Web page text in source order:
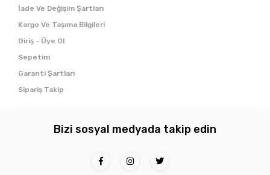
İade Ve Değişim Şartları
Kargo Ve Taşıma Bilgileri
Giriş - Üye Ol
Sepetim
Garanti Şartları
Sipariş Takip
Bizi sosyal medyada takip edin